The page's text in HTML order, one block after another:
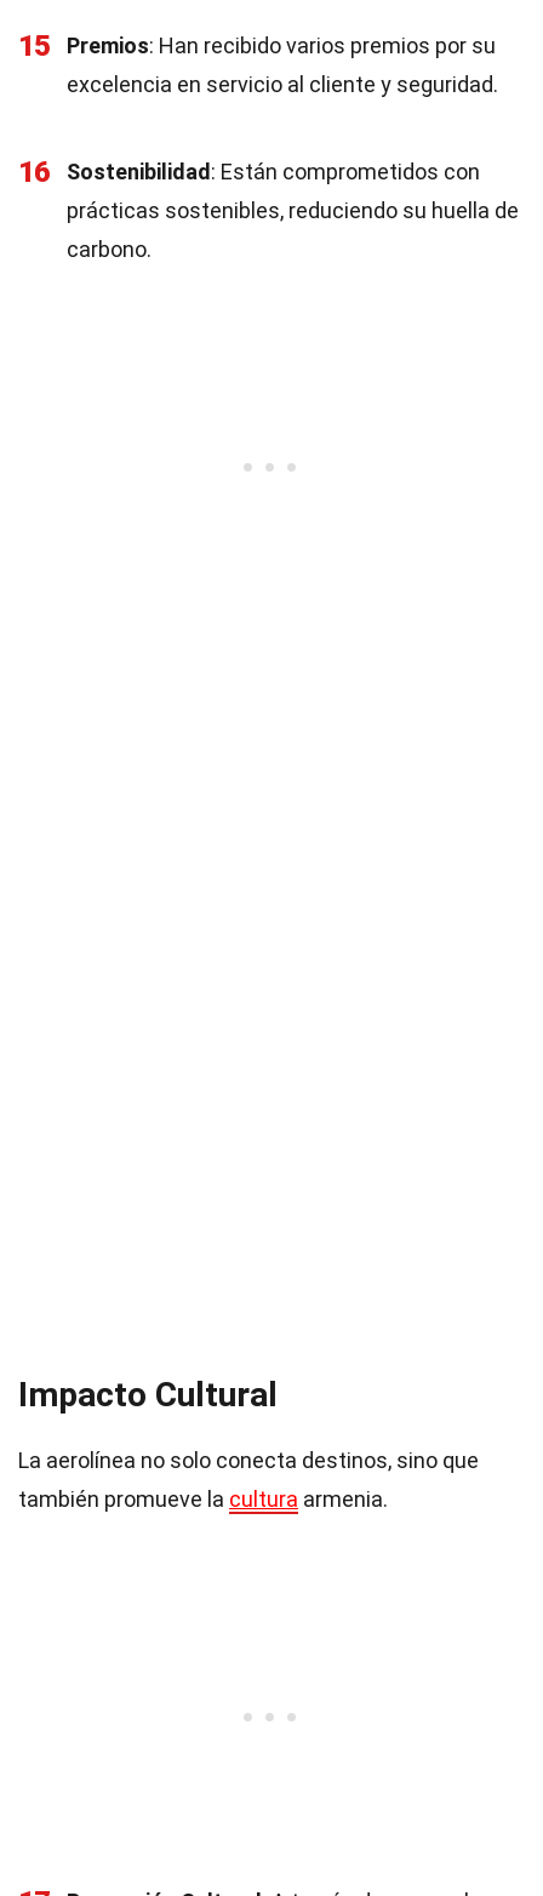
15 Premios: Han recibido varios premios por su
excelencia en servicio al cliente y seguridad.
16 Sostenibilidad : Están comprometidos con
prácticas sostenibles, reduciendo su huella de
carbono.
Impacto Cultural
La aerolínea no solo conecta destinos, sino que
también promueve la cultura armenia.